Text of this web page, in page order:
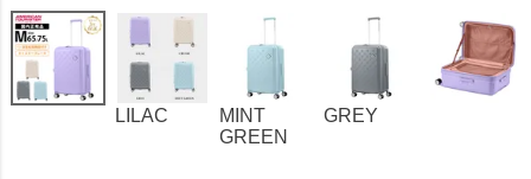
LILAC
MINT
GREEN
GREY